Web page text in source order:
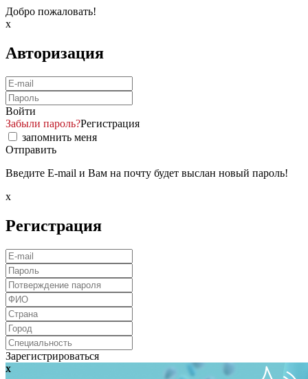
Добро пожаловать!
x
Авторизация
Войти
Забыли пароль?Регистрация
запомнить меня
Отправить
Введите E-mail и Вам на почту будет выслан новый пароль!
x
Регистрация
Зарегистрироваться
x
x